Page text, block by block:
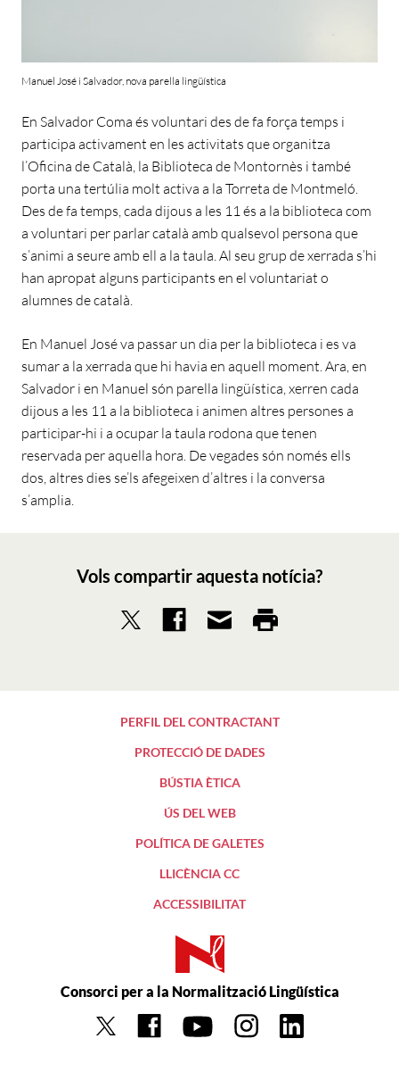
Manuel José i Salvador, nova parella lingüística
En Salvador Coma és voluntari des de fa força temps i
participa activament en les activitats que organitza
l’Oficina de Català, la Biblioteca de Montornès i també
porta una tertúlia molt activa a la Torreta de Montmeló.
Des de fa temps, cada dijous a les 11 és a la biblioteca com
a voluntari per parlar català amb qualsevol persona que
s’animi a seure amb ell a la taula. Al seu grup de xerrada s’hi
han apropat alguns participants en el voluntariat o
alumnes de català.
En Manuel José va passar un dia per la biblioteca i es va
sumar a la xerrada que hi havia en aquell moment. Ara, en
Salvador i en Manuel són parella lingüística, xerren cada
dijous a les 11 a la biblioteca i animen altres persones a
participar-hi i a ocupar la taula rodona que tenen
reservada per aquella hora. De vegades són només ells
dos, altres dies se’ls afegeixen d’altres i la conversa
s’amplia.
Vols compartir aquesta notícia?
PERFIL DEL CONTRACTANT
PROTECCIÓ DE DADES
BÚSTIA ÈTICA
ÚS DEL WEB
POLÍTICA DE GALETES
LLICÈNCIA CC
ACCESSIBILITAT
Consorci per a la Normalització Lingüística